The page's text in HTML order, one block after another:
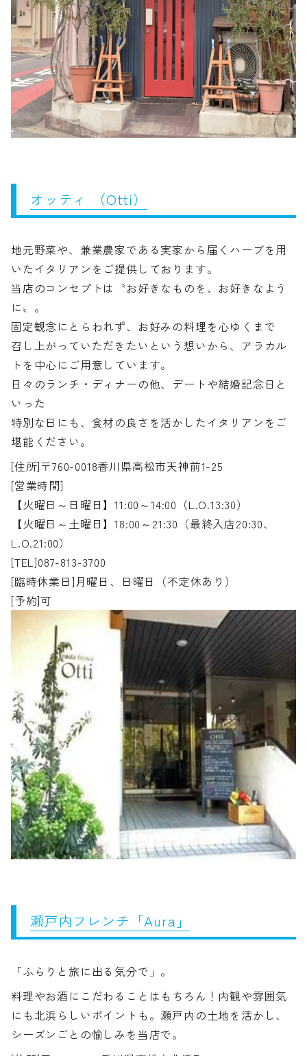
オッティ （Otti）
地元野菜や、兼業農家である実家から届くハーブを用
いたイタリアンをご提供しております。
当店のコンセプトは〝お好きなものを、お好きなよう
に〟。
固定観念にとらわれず、お好みの料理を心ゆくまで
召し上がっていただきたいという想いから、アラカル
トを中心にご用意しています。
日々のランチ・ディナーの他、デートや結婚記念日と
いった
特別な日にも、食材の良さを活かしたイタリアンをご
堪能ください。
[住所]〒760-0018香川県高松市天神前1-25
[営業時間]
【火曜日～日曜日】11:00～14:00（L.O.13:30）
【火曜日～土曜日】18:00～21:30（最終入店20:30、
L.O.21:00）
[TEL]087-813-3700
[臨時休業日]月曜日、日曜日（不定休あり）
[予約]可
瀬戸内フレンチ「Aura」
「ふらりと旅に出る気分で」。
料理やお酒にこだわることはもちろん！内観や雰囲気
にも北浜らしいポイントも。瀬戸内の土地を活かし、
シーズンごとの愉しみを当店で。